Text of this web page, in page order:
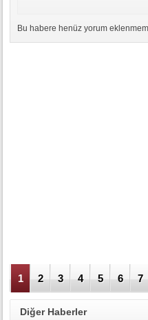
Bu habere henüz yorum
1 2 3 4 5 6 7
Diğer Haberler